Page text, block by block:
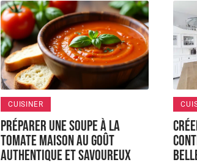
CUISINER
Préparer une soupe à la
tomate maison au goût
authentique et savoureux